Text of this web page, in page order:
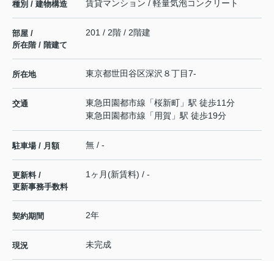
種別 / 建物構造 賃貸マンション / 軽量気泡コンクリート
部屋 /
所在階 / 階建て
201 / 2階 / 2階建
所在地 東京都世田谷区深沢 ８丁目7-
交通 東急田園都市線 「桜新町 」駅 徒歩11分
東急田園都市線 「用賀 」駅 徒歩19分
駐車場 / 月額 無 / -
更新料 /
更新事務手数料
1ヶ月(新賃料) / -
契約期間 2年
現況 未完成